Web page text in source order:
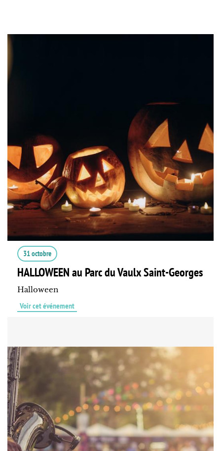
31 octobre
HALLOWEEN au Parc du Vaulx Saint-Georges
Halloween
Voir cet événement